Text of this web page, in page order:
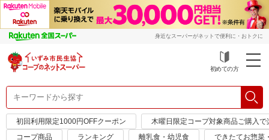
身近なスーパーがネットで便利に・おトクに
初めての方
初回利用限定1000円OFFクーポン
木曜日限定コープ対象商品ご購入
コープ商品
ランキング 離乳食・幼児食 できたてお惣菜